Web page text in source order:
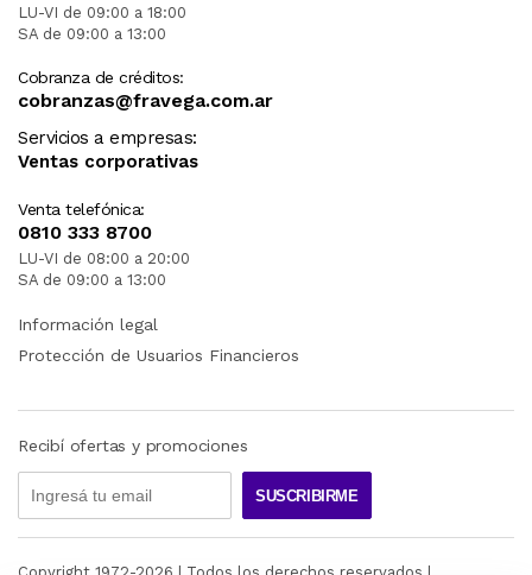
LU-VI de 09:00 a 18:00
SA de 09:00 a 13:00
Cobranza de créditos:
cobranzas@fravega.com.ar
Servicios a empresas:
Ventas corporativas
Venta telefónica:
0810 333 8700
LU-VI de 08:00 a 20:00
SA de 09:00 a 13:00
Información legal
Protección de Usuarios Financieros
Recibí ofertas y promociones
SUSCRIBIRME